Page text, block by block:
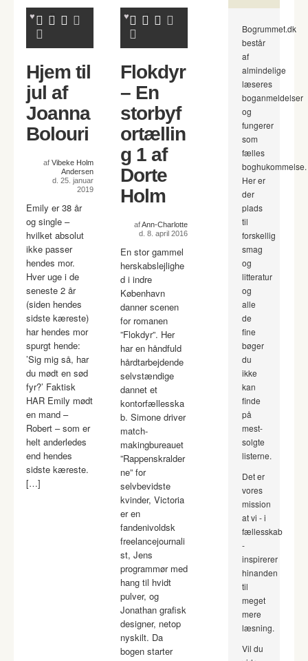
Hjem til
jul af
Joanna
Bolouri
af Vibeke Holm
Andersen
d. 25. januar
2019
Emily er 38 år
og single –
hvilket absolut
ikke passer
hendes mor.
Hver uge i de
seneste 2 år
(siden hendes
sidste kæreste)
har hendes mor
spurgt hende:
’Sig mig så, har
du mødt en sød
fyr?’ Faktisk
HAR Emily mødt
en mand –
Robert – som er
helt anderledes
end hendes
sidste kæreste.
[…]
Flokdyr
– En
storbyf
ortællin
g 1 af
Dorte
Holm
afAnn-Charlotte
d. 8. april 2016
En stor gammel
herskabslejlighe
d i indre
København
danner scenen
for romanen
”Flokdyr”. Her
har en håndfuld
hårdtarbejdende
selvstændige
dannet et
kontorfællesska
b. Simone driver
match-
makingbureauet
”Rappenskralder
ne” for
selvbevidste
kvinder, Victoria
er en
fandenivoldsk
freelancejournali
st, Jens
programmør med
hang til hvidt
pulver, og
Jonathan grafisk
designer, netop
nyskilt. Da
bogen starter
Bogrummet.dk
består
af
almindelige
læseres
boganmeldelser
og
fungerer
som
fælles
boghukommelse.
Her er
der
plads
til
forskellig
smag
og
litteratur
og
alle
de
fine
bøger
du
ikke
kan
finde
på
mest-
solgte
listerne.
Det er
vores
mission
at vi - i
fællesskab
-
inspirerer
hinanden
til
meget
mere
læsning.
Vil du